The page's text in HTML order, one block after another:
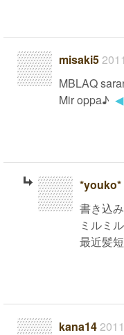
misaki5
MBLAQ
Mir oppa♪ ◀
*youko*
書き込
ミルミ
最近髪
kana14